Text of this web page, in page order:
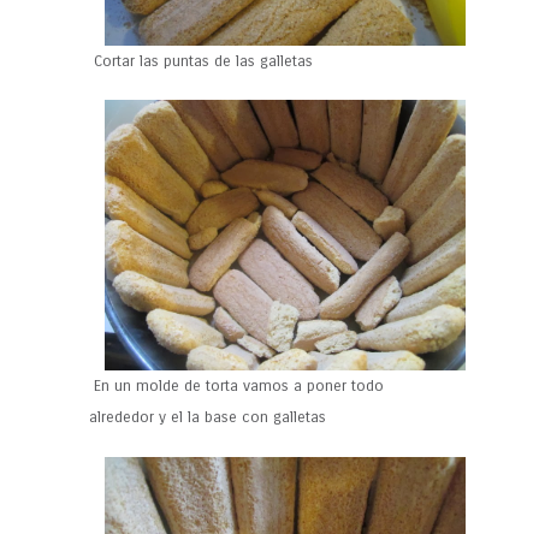
Cortar las puntas de las galletas
En un molde de torta vamos a poner todo
alrededor y el la base con galletas